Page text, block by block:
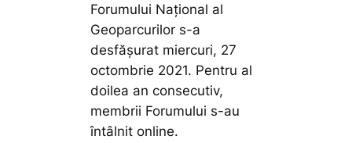
Forumului Național al
Geoparcurilor s-a
desfășurat miercuri, 27
octombrie 2021. Pentru al
doilea an consecutiv,
membrii Forumului s-au
întâlnit online.